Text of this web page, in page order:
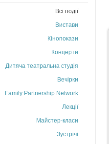
Всі події
Вистави
Кінопокази
Концерти
Дитяча театральна студія
Вечірки
Family Partnership Network
Лекції
Майстер-класи
Зустрічі